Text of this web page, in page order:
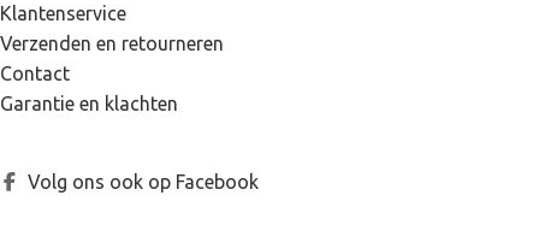
Klantenservice
Verzenden en retourneren
Contact
Garantie en klachten
Volg ons ook op Facebook